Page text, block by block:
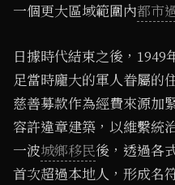
一個更大區域範圍內都市
日據時代結束之後，
足當時龐大的軍人眷屬的
慈善募款作為經費來源加
容許違章建築，以維繫統
一波城鄉移民後，透過各
首次超過本地人，形成名